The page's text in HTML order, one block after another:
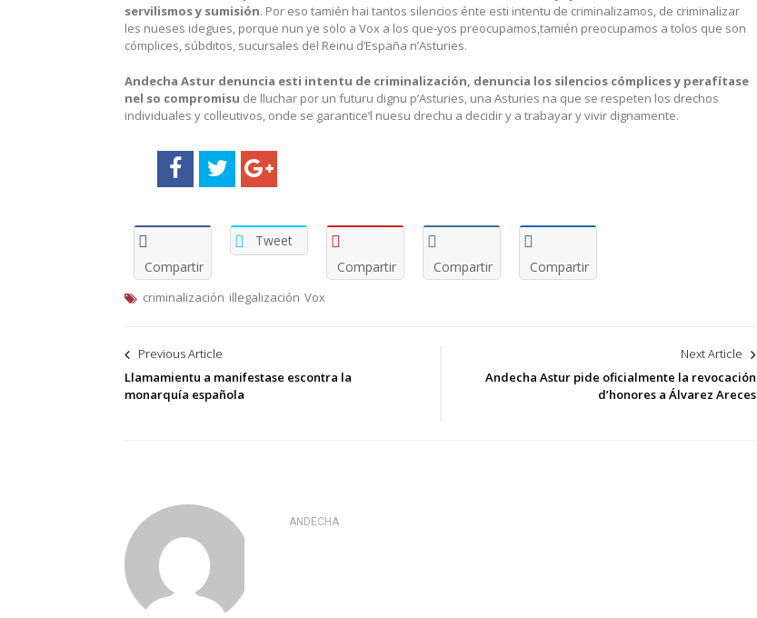
servilismos y sumisión. Por eso tamién hai tantos silencios énte esti intentu de criminalizamos, de criminalizar
les nueses idegues, porque nun ye solo a Vox a los que-yos preocupamos,tamién preocupamos a tolos que son
cómplices, súbditos, sucursales del Reinu d’España n’Asturies.
Andecha Astur denuncia esti intentu de criminalización, denuncia los silencios cómplices y perafítase
nel so compromisu de lluchar por un futuru dignu p’Asturies, una Asturies na que se respeten los drechos
individuales y colleutivos, onde se garantice’l nuesu drechu a decidir y a trabayar y vivir dignamente.
Compartir
Tweet
Compartir
Compartir Compartir
criminalización illegalización Vox
Navegación
de
Previous Article
Llamamientu a manifestase escontra la
monarquía española
Next Article
Andecha Astur pide oficialmente la revocación
d’honores a Álvarez Areces
ANDECHA